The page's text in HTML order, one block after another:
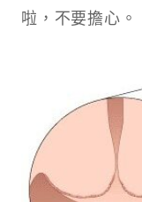
啦，不要擔心。